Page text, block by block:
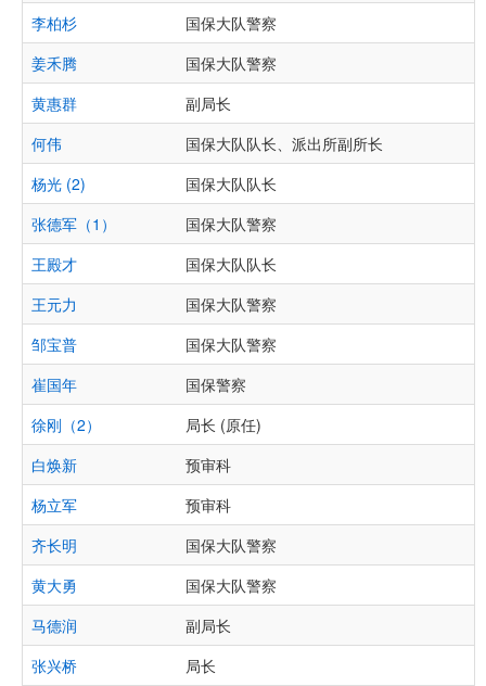
李柏杉
国保大队警察
姜禾腾
国保大队警察
黄惠群
副局长
何伟
国保大队队长、派出所副所长
杨光 (2)
国保大队队长
张德军（1）
国保大队警察
王殿才
国保大队队长
王元力
国保大队警察
邹宝普
国保大队警察
崔国年
国保警察
徐刚（2）
局长 (原任)
白焕新
预审科
杨立军
预审科
齐长明
国保大队警察
黄大勇
国保大队警察
马德润
副局长
张兴桥
局长